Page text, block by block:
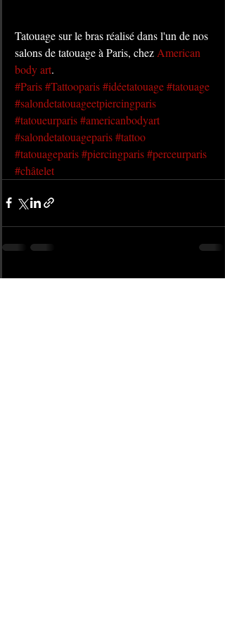
Tatouage sur le bras réalisé dans l'un de nos
salons de tatouage à Paris, chez American
body art.
#Paris#Tattooparis#idéetatouage#tatouage
#salondetatouageetpiercingparis
#tatoueurparis#americanbodyart
#salondetatouageparis#tattoo
#tatouageparis#piercingparis#perceurparis
#châtelet
Voir tout